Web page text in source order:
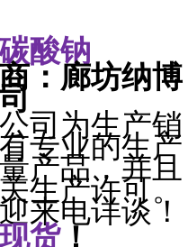
酸钠
：廊坊纳博
司为生产销
专业的生产
产品，并且
生产许可。
来电详谈！
货！